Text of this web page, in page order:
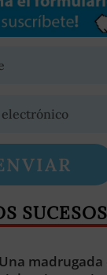
SUCESOS
Una madrugada